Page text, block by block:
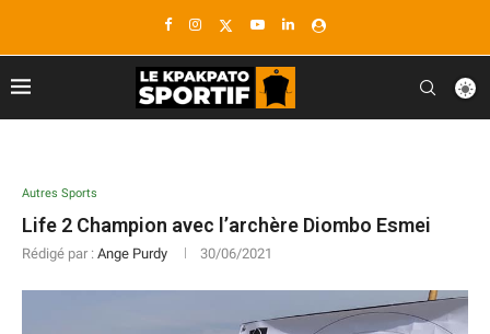
Autres Sports
Life 2 Champion avec l’archère Diombo Esmei
Rédigé par : Ange Purdy 30/06/2021